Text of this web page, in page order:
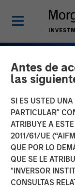
Antes de
las
SI ES USTED
PARTICULAR"
ATRIBUYE A
2011/61/UE
QUE POR LO
QUE SE LE
"INVERSOR
CONSULTAS
GLOBAL FIXED